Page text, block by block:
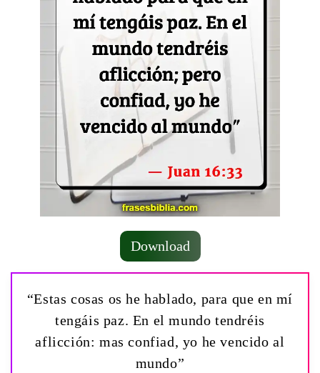
Download
“Estas cosas os he hablado, para que en mí
tengáis paz. En el mundo tendréis
aflicción: mas confiad, yo he vencido al
mundo”